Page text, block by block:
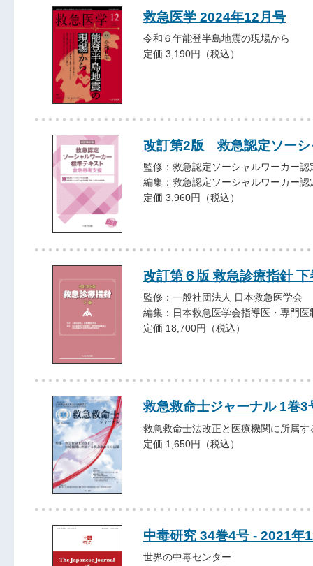
救急医学 2024年12月号
令和６年能登半島地震の現場から
定価 3,190円（税込）
改訂第2版 救急認定ソーシ
監修：救急認定ソーシャルワーカー認
編集：救急認定ソーシャルワーカー
定価 3,960円（税込）
改訂第６版 救急診療指針 下
監修：一般社団法人 日本救急医学会
編集：日本救急医学会指導医・専門医
定価 18,700円（税込）
救急救命士ジャーナル 1巻
救急救命士法改正と医療機関に所属
定価 1,650円（税込）
中毒研究 34巻4号 - 2021年
世界の中毒センター